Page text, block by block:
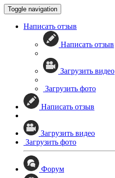
Toggle navigation
Написать отзыв
Написать отзыв
Загрузить видео
Загрузить фото
Написать отзыв
Загрузить видео
Загрузить фото
Форум